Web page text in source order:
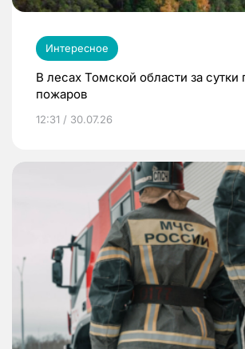
Интересное
В лесах Томской области за сутки
пожаров
12:31 / 30.07.26